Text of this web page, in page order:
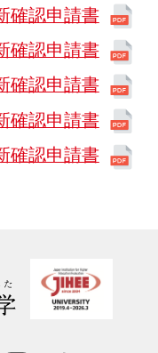
高校教諭の皆さ
採用情報
ス お問い合わせ
確認申請書
確認申請書
確認申請書
確認申請書
確認申請書